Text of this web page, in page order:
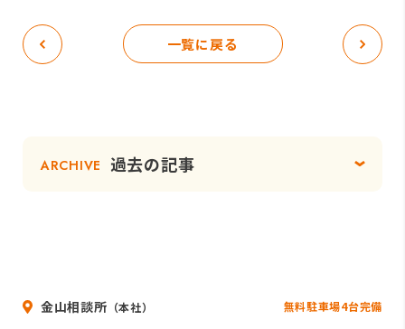
一覧に戻る
ARCHIVE 過去の記事
金山相談所 （本社） 無料駐車場4台完備